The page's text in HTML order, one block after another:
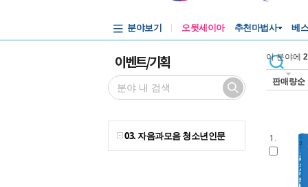
분야보기 오뒷세이아 추천마법사 베
이벤트/기획
03. 자음과모음 청소년인문
이 분야에
판매량순
1.